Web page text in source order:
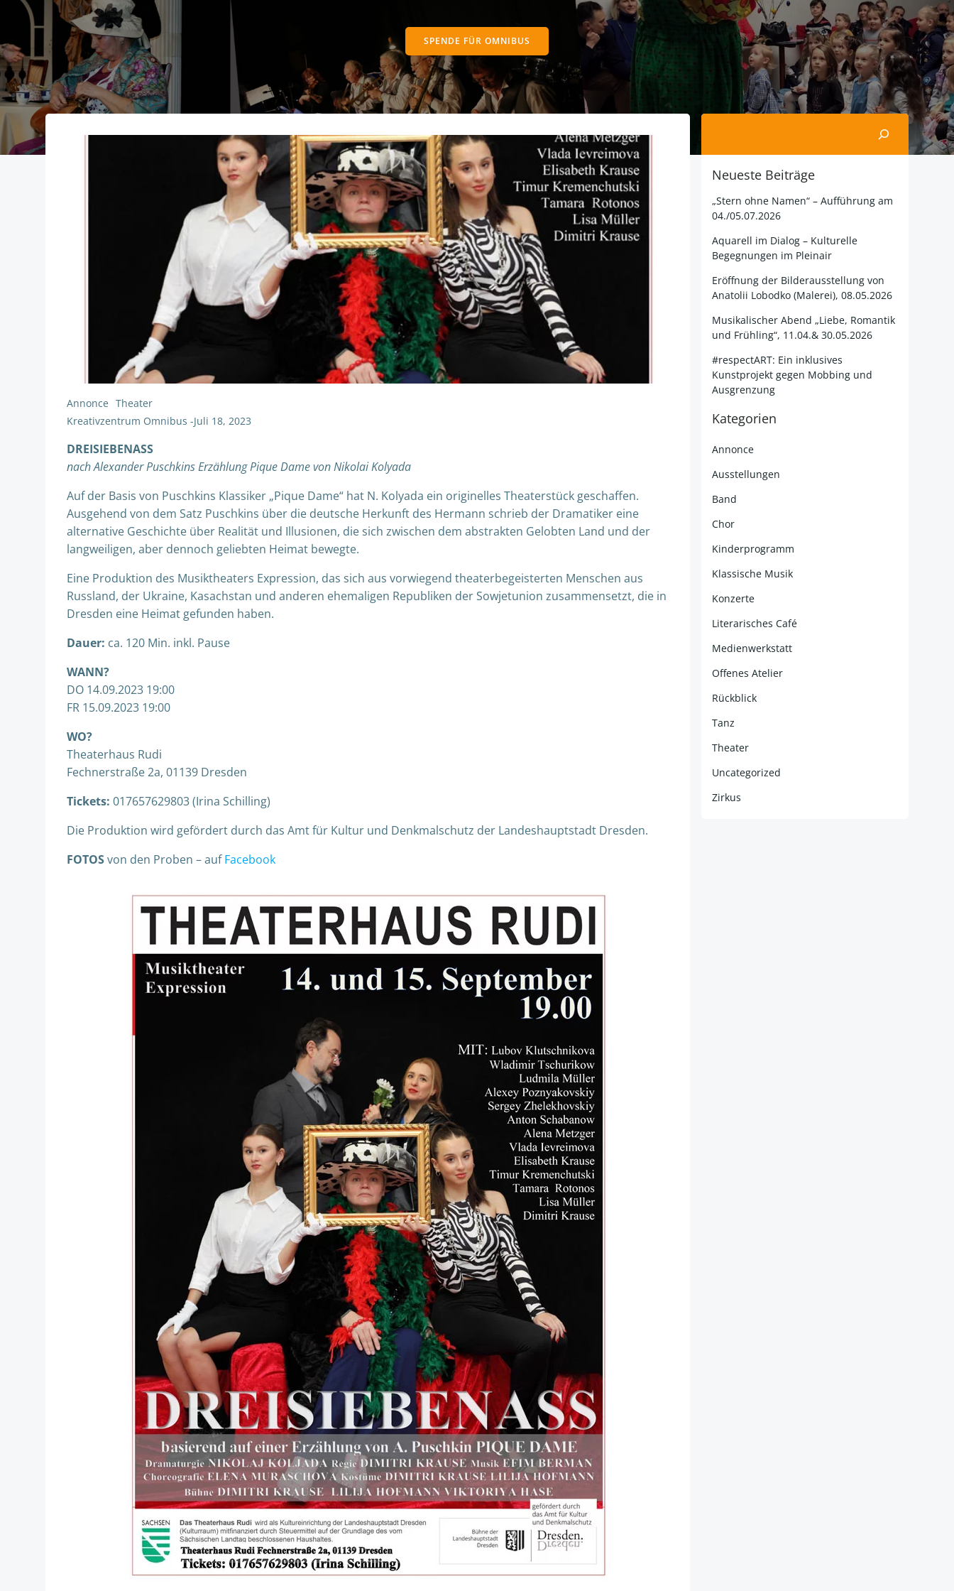
SPENDE FÜR OMNIBUS
Annonce Theater
Kreativzentrum Omnibus -Juli 18, 2023
DREISIEBENASS
nach Alexander Puschkins Erzählung Pique Dame von Nikolai Kolyada
Auf der Basis von Puschkins Klassiker „Pique Dame“ hat N. Kolyada ein originelles Theaterstück geschaffen.
Ausgehend von dem Satz Puschkins über die deutsche Herkunft des Hermann schrieb der Dramatiker eine
alternative Geschichte über Realität und Illusionen, die sich zwischen dem abstrakten Gelobten Land und der
langweiligen, aber dennoch geliebten Heimat bewegte.
Eine Produktion des Musiktheaters Expression, das sich aus vorwiegend theaterbegeisterten Menschen aus
Russland, der Ukraine, Kasachstan und anderen ehemaligen Republiken der Sowjetunion zusammensetzt, die in
Dresden eine Heimat gefunden haben.
Dauer: ca. 120 Min. inkl. Pause
WANN?
DO 14.09.2023 19:00
FR 15.09.2023 19:00
WO?
Theaterhaus Rudi
Fechnerstraße 2a, 01139 Dresden
Tickets: 017657629803 (Irina Schilling)
Die Produktion wird gefördert durch das Amt für Kultur und Denkmalschutz der Landeshauptstadt Dresden.
FOTOSvon den Proben – aufFacebook
Suchen
Neueste Beiträge
„Stern ohne Namen“ – Aufführung am
04./05.07.2026
Aquarell im Dialog – Kulturelle
Begegnungen im Pleinair
Eröffnung der Bilderausstellung von
Anatolii Lobodko (Malerei), 08.05.2026
Musikalischer Abend „Liebe, Romantik
und Frühling“, 11.04.& 30.05.2026
#respectART: Ein inklusives
Kunstprojekt gegen Mobbing und
Ausgrenzung
Kategorien
Annonce
Ausstellungen
Band
Chor
Kinderprogramm
Klassische Musik
Konzerte
Literarisches Café
Medienwerkstatt
Offenes Atelier
Rückblick
Tanz
Theater
Uncategorized
Zirkus